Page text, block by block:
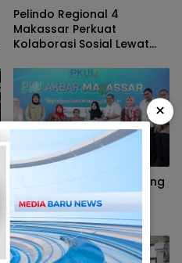
Pelindo Regional 4
Makassar Perkuat
Kolaborasi Sosial Lewat
Pelindo Regional 4 Dukung
Penguatan Kapasitas
Usaha & Bantu UMKM
Disabilitas di Makassar
×